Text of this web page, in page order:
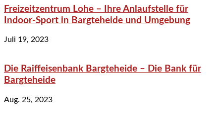
Freizeitzentrum Lohe – Ihre Anlaufstelle für
Indoor-Sport in Bargteheide und Umgebung
Juli 19, 2023
Die Raiffeisenbank Bargteheide – Die Bank für
Bargteheide
Aug. 25, 2023